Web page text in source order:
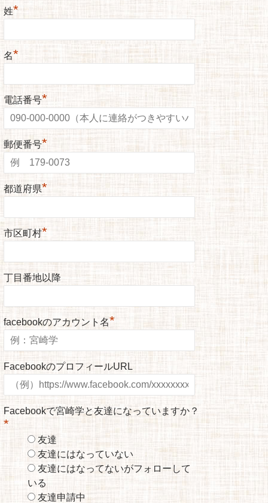
姓*
名*
電話番号*
郵便番号*
都道府県*
市区町村*
丁目番地以降
facebookのアカウント名*
FacebookのプロフィールURL
Facebookで宮崎学と友達になっていますか？
*
友達
友達にはなっていない
友達にはなってないがフォローして
いる
友達申請中